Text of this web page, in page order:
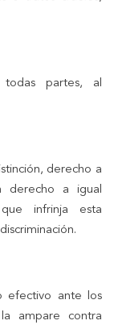
partes, al
derecho a
derecho a igual
infrinja esta
efectivo ante los
ampare contra